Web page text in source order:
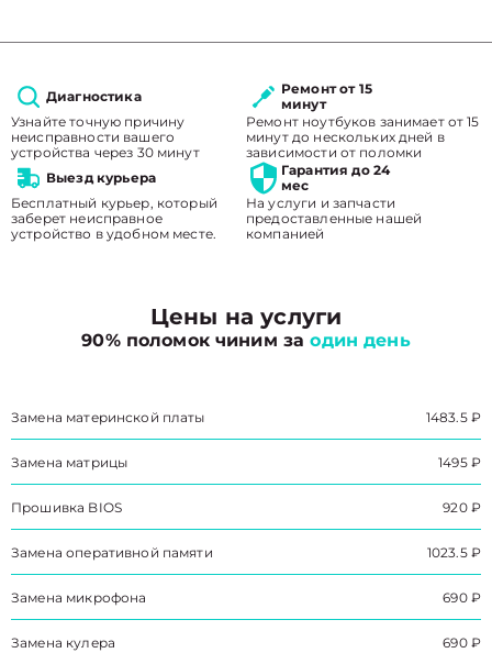
Диагностика
Узнайте точную причину
неисправности вашего
устройства через 30 минут
Ремонт от 15
минут
Ремонт ноутбуков занимает от 15
минут до нескольких дней в
зависимости от поломки
Выезд курьера
Бесплатный курьер, который
заберет неисправное
устройство в удобном месте.
Гарантия до 24
мес
На услуги и запчасти
предоставленные нашей
компанией
Цены на услуги
90% поломок чиним заодин день
Замена материнской платы 1483.5 ₽
Замена матрицы 1495 ₽
Прошивка BIOS 920 ₽
Замена оперативной памяти 1023.5 ₽
Замена микрофона 690 ₽
Замена кулера 690 ₽